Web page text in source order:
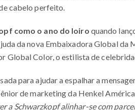
cabelo perfeito.
como o ano do loiro quando
da nova Embaixadora Global
Global Color, o estilista de
para ajudar a espalhar a
de marketing da Henkel
a Schwarzkopf alinhar-se com